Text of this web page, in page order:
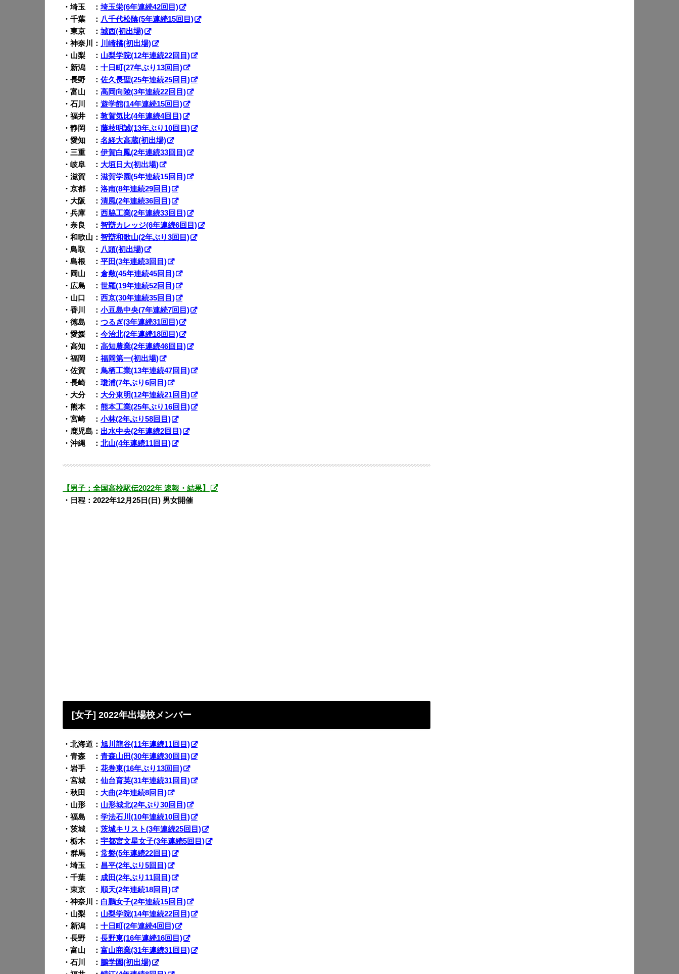
・埼玉 ：埼玉栄(6年連続42回目)
・千葉 ： 八千代松陰(5年連続15回目)
・東京 ：城西(初出場)
・神奈川： 川崎橘(初出場)
・山梨 ： 山梨学院(12年連続22回目)
・新潟 ： 十日町(27年ぶり13回目)
・長野 ： 佐久長聖(25年連続25回目)
・富山 ： 高岡向陵(3年連続22回目)
・石川 ： 遊学館(14年連続15回目)
・福井 ： 敦賀気比(4年連続4回目)
・静岡 ： 藤枝明誠(13年ぶり10回目)
・愛知 ： 名経大高蔵(初出場)
・三重 ： 伊賀白鳳(2年連続33回目)
・岐阜 ： 大垣日大(初出場)
・滋賀 ： 滋賀学園(5年連続15回目)
・京都 ： 洛南(8年連続29回目)
・大阪 ： 清風(2年連続36回目)
・兵庫 ： 西脇工業(2年連続33回目)
・奈良 ： 智辯カレッジ(6年連続6回目)
・和歌山： 智辯和歌山(2年ぶり3回目)
・鳥取 ： 八頭(初出場)
・島根 ： 平田(3年連続3回目)
・岡山 ： 倉敷(45年連続45回目)
・広島 ： 世羅(19年連続52回目)
・山口 ： 西京(30年連続35回目)
・香川 ： 小豆島中央(7年連続7回目)
・徳島 ： つるぎ(3年連続31回目)
・愛媛 ： 今治北(2年連続18回目)
・高知 ： 高知農業(2年連続46回目)
・福岡 ： 福岡第一(初出場)
・佐賀 ： 鳥栖工業(13年連続47回目)
・長崎 ： 瓊浦(7年ぶり6回目)
・大分 ： 大分東明(12年連続21回目)
・熊本 ： 熊本工業(25年ぶり16回目)
・宮崎 ： 小林(2年ぶり58回目)
・鹿児島： 出水中央(2年連続2回目)
・沖縄 ： 北山(4年連続11回目)
【男子：全国高校駅伝2022年 速報・結果】
・日程：2022年12月25日(日) 男女開催
[女子] 2022年出場校メンバー
・北海道： 旭川龍谷(11年連続11回目)
・青森 ： 青森山田(30年連続30回目)
・岩手 ： 花巻東(16年ぶり13回目)
・宮城 ： 仙台育英(31年連続31回目)
・秋田 ： 大曲(2年連続8回目)
・山形 ： 山形城北(2年ぶり30回目)
・福島 ： 学法石川(10年連続10回目)
・茨城 ： 茨城キリスト(3年連続25回目)
・栃木 ： 宇都宮文星女子(3年連続5回目)
・群馬 ： 常磐(5年連続22回目)
・埼玉 ： 昌平(2年ぶり5回目)
・千葉 ： 成田(2年ぶり11回目)
・東京 ： 順天(2年連続18回目)
・神奈川： 白鵬女子(2年連続15回目)
・山梨 ： 山梨学院(14年連続22回目)
・新潟 ： 十日町(2年連続4回目)
・長野 ： 長野東(16年連続16回目)
・富山 ： 富山商業(31年連続31回目)
・石川 ： 鵬学園(初出場)